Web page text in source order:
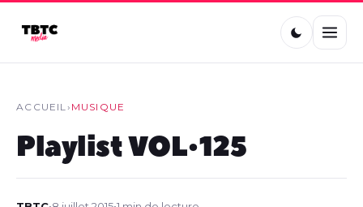
ACCUEIL› MUSIQUE
Playlist VOL•125